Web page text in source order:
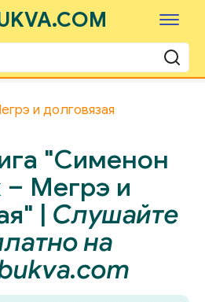
и долговязая
"Сименон
Мегрэ и
| Слушайте
на